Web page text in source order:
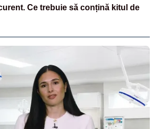
Ce trebuie să conțină kitul de